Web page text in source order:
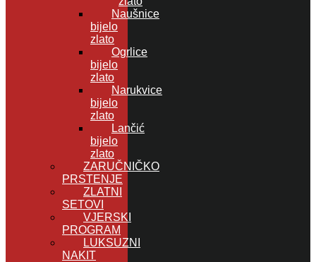
Naušnice
bijelo
zlato
Ogrlice
bijelo
zlato
Narukvice
bijelo
zlato
Lančić
bijelo
zlato
ZARUČNIČKO
PRSTENJE
ZLATNI
SETOVI
VJERSKI
PROGRAM
LUKSUZNI
NAKIT